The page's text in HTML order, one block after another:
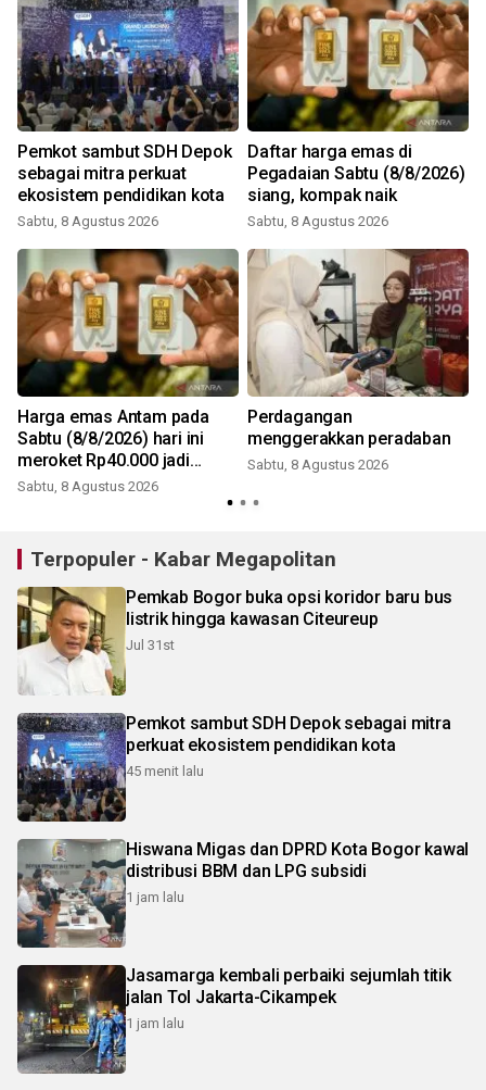
Pemkot sambut SDH Depok
sebagai mitra perkuat
ekosistem pendidikan kota
Sabtu, 8 Agustus 2026
Daftar harga emas di
Pegadaian Sabtu (8/8/2026)
siang, kompak naik
Sabtu, 8 Agustus 2026
Harga emas Antam pada
Sabtu (8/8/2026) hari ini
meroket Rp40.000 jadi
Rp2,690 juta/gr
Sabtu, 8 Agustus 2026
Perdagangan
menggerakkan peradaban
Sabtu, 8 Agustus 2026
Terpopuler - Kabar Megapolitan
Pemkab Bogor buka opsi koridor baru bus
listrik hingga kawasan Citeureup
Jul 31st
Pemkot sambut SDH Depok sebagai mitra
perkuat ekosistem pendidikan kota
45 menit lalu
Hiswana Migas dan DPRD Kota Bogor kawal
distribusi BBM dan LPG subsidi
1 jam lalu
Jasamarga kembali perbaiki sejumlah titik
jalan Tol Jakarta-Cikampek
1 jam lalu